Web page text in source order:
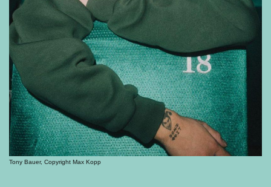
Tony Bauer, Copyright Max Kopp